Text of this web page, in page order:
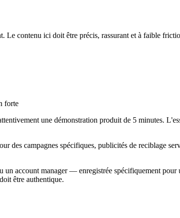
Le contenu ici doit être précis, rassurant et à faible
forte
une démonstration produit de 5 minutes.
campagnes spécifiques, publicités de reciblage
account manager — enregistrée spécifiquement
être authentique.